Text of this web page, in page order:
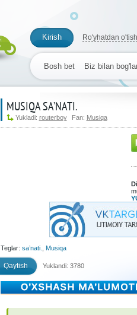
Kirish Ro'yhatdan o'tish
Bosh bet Biz bilan
MUSIQA SA’NATI.
Yukladi: routerboy Fan: Musiqa
Teglar: sa’nati. Musiqa
Qaytish Yuklandi: 3780